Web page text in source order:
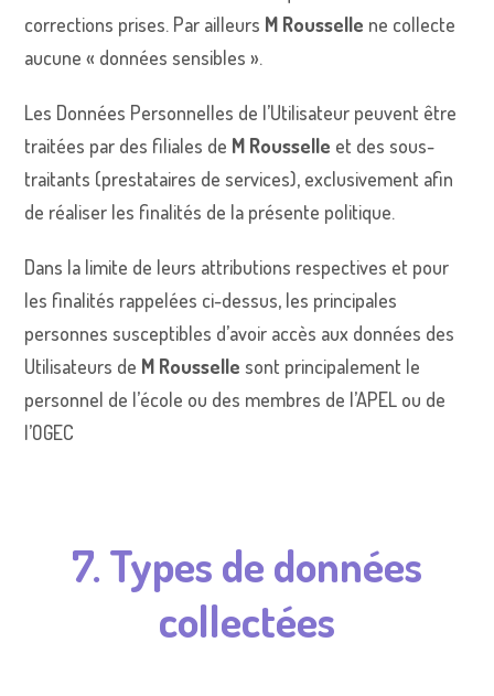
corrections prises. Par ailleurs M Rousselle ne collecte
aucune « données sensibles ».
Les Données Personnelles de l’Utilisateur peuvent être
traitées par des filiales de M Rousselle et des sous-
traitants (prestataires de services), exclusivement afin
de réaliser les finalités de la présente politique.
Dans la limite de leurs attributions respectives et pour
les finalités rappelées ci-dessus, les principales
personnes susceptibles d’avoir accès aux données des
Utilisateurs de M Rousselle sont principalement le
personnel de l’école ou des membres de l’APEL ou de
l’OGEC
7. Types de données
collectées